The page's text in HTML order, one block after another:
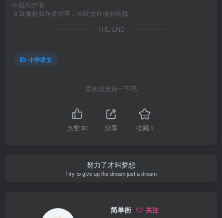
© 版权声明
文章版权归作者所有，未经允许请勿转载。
THE END
小学语文
喜欢就支持一下吧
点赞30 分享 收藏0
努力了才叫梦想
I try to give up the dream just a dream
简单街 关注